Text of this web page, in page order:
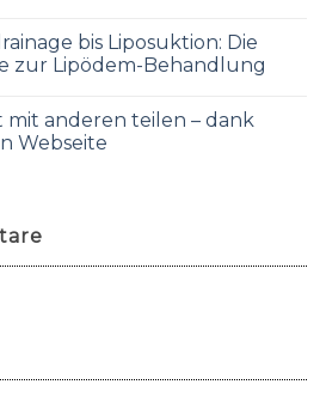
bis Liposuktion: Die
zur Lipödem-Behandlung
mit anderen teilen – dank
Webseite